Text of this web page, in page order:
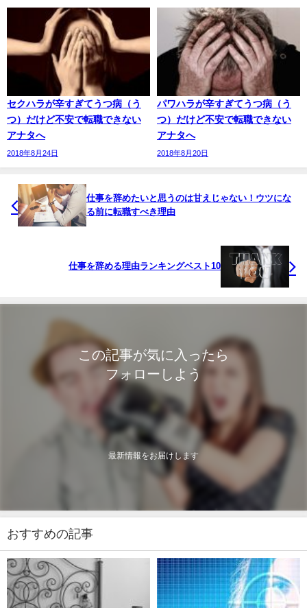
セクハラが辛すぎてうつ病（う
つ）だけど不安で転職できない
アナタへ
2018年8月24日
パワハラが辛すぎてうつ病（う
つ）だけど不安で転職できない
アナタへ
2018年8月20日
仕事を辞めたいと思うのは甘えじゃない！ウツにな
る前に転職すべき理由
仕事を辞める理由ランキングベスト10
この記事が気に入ったら
フォローしよう
最新情報をお届けします
おすすめの記事